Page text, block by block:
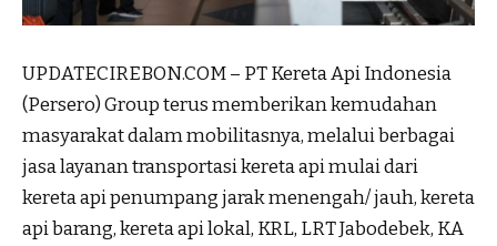
UPDATECIREBON.COM – PT Kereta Api Indonesia
(Persero) Group terus memberikan kemudahan
masyarakat dalam mobilitasnya, melalui berbagai
jasa layanan transportasi kereta api mulai dari
kereta api penumpang jarak menengah/ jauh, kereta
api barang, kereta api lokal, KRL, LRT Jabodebek, KA